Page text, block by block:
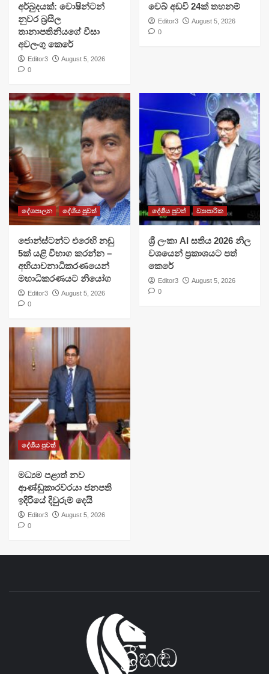
අර්බුදයක්: වොෂින්ටන්
නුවර බ්‍රසීල
තානාපතිනියගේ වීසා
අවලංගු කෙරේ
Editor3
August 5, 2026
0
වෙබ් අඩවි 24ක් තහනම්
Editor3
August 5, 2026
0
දේශපාලන දේශීය පුවත්
ජොන්ස්ටන්ට එරෙහි නඩු
5ක් යළි විභාග කරන්න –
අභියාචනාධිකරණයෙන්
මහාධිකරණයට නියෝග
Editor3
August 5, 2026
0
දේශීය පුවත් ව්‍යාපාරික
ශ්‍රී ලංකා AI සතිය 2026 නිල
වශයෙන් ප්‍රකාශයට පත්
කෙරේ
Editor3
August 5, 2026
0
දේශීය පුවත්
මධ්‍යම පළාත් නව
ආණ්ඩුකාරවරයා ජනපති
ඉදිරියේ දිවුරුම් දෙයි
Editor3
August 5, 2026
0